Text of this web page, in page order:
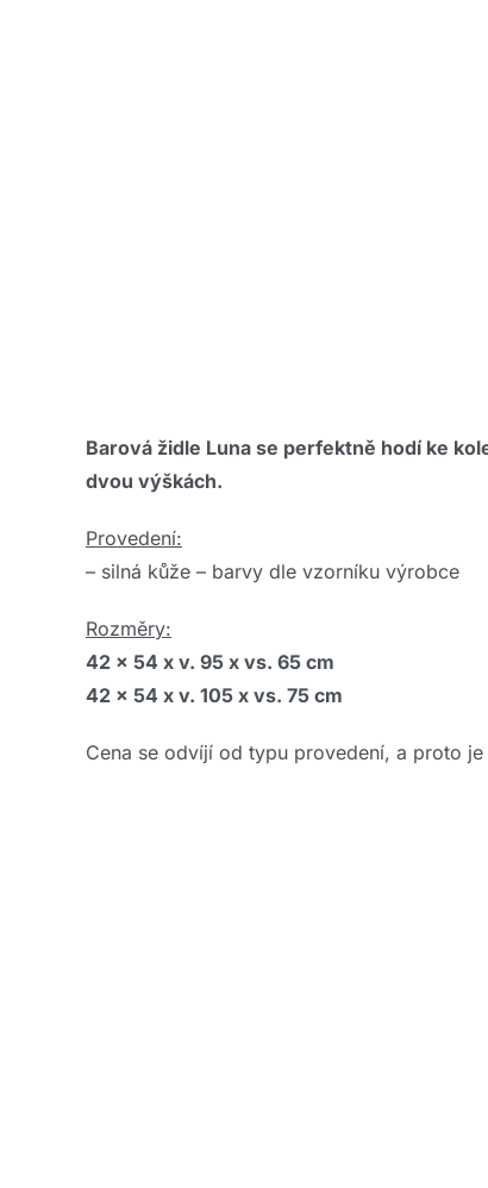
Barová židle Luna se perfektně hodí ke
dvou výškách.
Provedení:
– silná kůže – barvy dle vzorníku výrobce
Rozměry:
42 x 54 x v. 95 x vs. 65 cm
42 x 54 x v. 105 x vs. 75 cm
Cena se odvíjí od typu provedení, a proto